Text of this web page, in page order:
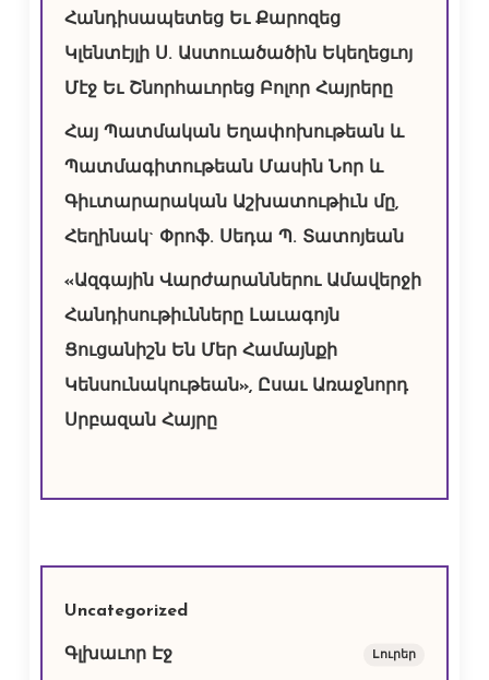
Հանդիսապետեց Եւ Քարոզեց
Կլենտէյլի Ս. Աստուածածին Եկեղեցւոյ
Մէջ Եւ Շնորհաւորեց Բոլոր Հայրերը
Հայ Պատմական Եղափոխութեան և
Պատմագիտութեան Մասին Նոր և
Գիւտարարական Աշխատութիւն մը,
Հեղինակ` Փրոֆ. Սեդա Պ. Տատոյեան
«Ազգային Վարժարաններու Ամավերջի
Հանդիսութիւնները Լաւագոյն
Ցուցանիշն Են Մեր Համայնքի
Կենսունակութեան», Ըսաւ Առաջնորդ
Սրբազան Հայրը
Uncategorized
Գլխաւոր Էջ Lուրեր